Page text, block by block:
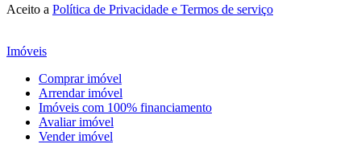
Aceito a Política de Privacidade e Termos de serviço
Imóveis
Comprar imóvel
Arrendar imóvel
Imóveis com 100% financiamento
Avaliar imóvel
Vender imóvel